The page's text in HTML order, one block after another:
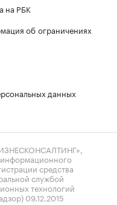
на РБК
об ограничениях
данных
средства
службой
технологий
09.12.2015